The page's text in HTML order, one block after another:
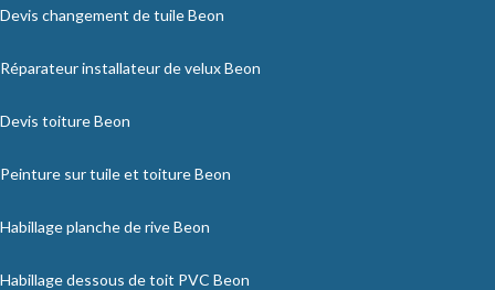
Devis changement de tuile Beon
Réparateur installateur de velux Beon
Devis toiture Beon
Peinture sur tuile et toiture Beon
Habillage planche de rive Beon
Habillage dessous de toit PVC Beon